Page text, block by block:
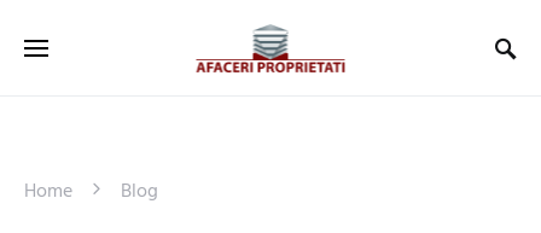
Home Blog